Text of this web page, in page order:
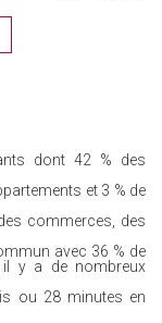
dont 42 % des
et 3 % de
commerces, des
avec 36 % de
il y a de nombreux
ou 28 minutes en